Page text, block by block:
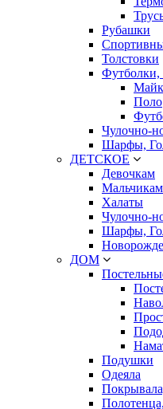
Рубашки
Толстовки
Поло
Чулочно-
Шарфы,
ДЕТСКОЕ
Девочкам
Мальчикам
Халаты
Чулочно-
Шарфы,
ДОМ
Подушки
Одеяла